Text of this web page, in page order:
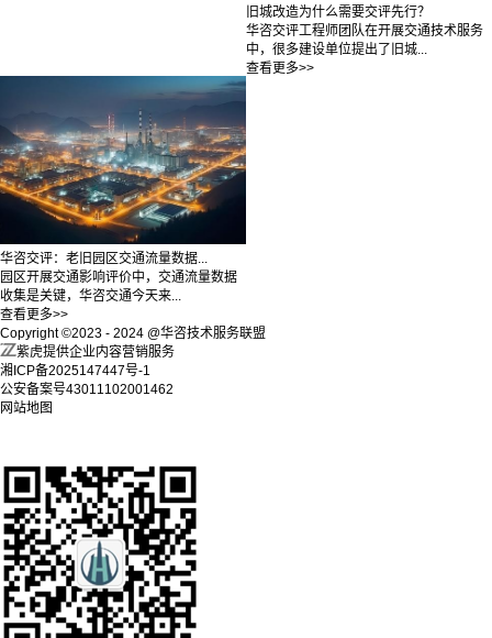
旧城改造为什么需要交评先行？
华咨交评工程师团队在开展交通技术服务
中，很多建设单位提出了旧城...
查看更多>>
华咨交评：老旧园区交通流量数据...
园区开展交通影响评价中，交通流量数据
收集是关键，华咨交通今天来...
查看更多>>
Copyright ©2023 - 2024 @华咨技术服务联盟
紫虎提供企业内容营销服务
湘ICP备2025147447号-1
公安备案号43011102001462
网站地图